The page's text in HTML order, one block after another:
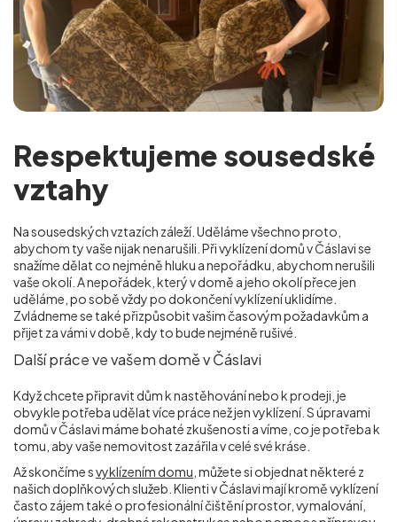
Respektujeme sousedské
vztahy
Na sousedských vztazích záleží. Uděláme všechno proto,
abychom ty vaše nijak nenarušili. Při vyklízení domů v Čáslavi se
snažíme dělat co nejméně hluku a nepořádku, abychom nerušili
vaše okolí. A nepořádek, který v domě a jeho okolí přece jen
uděláme, po sobě vždy po dokončení vyklízení uklidíme.
Zvládneme se také přizpůsobit vašim časovým požadavkům a
přijet za vámi v době, kdy to bude nejméně rušivé.
Další práce ve vašem domě v Čáslavi
Když chcete připravit dům k nastěhování nebo k prodeji, je
obvykle potřeba udělat více práce než jen vyklízení. S úpravami
domů v Čáslavi máme bohaté zkušenosti a víme, co je potřeba k
tomu, aby vaše nemovitost zazářila v celé své kráse.
Až skončíme svyklízením domu , můžete si objednat některé z
našich doplňkových služeb. Klienti v Čáslavi mají kromě vyklízení
často zájem také o profesionální čištění prostor, vymalování,